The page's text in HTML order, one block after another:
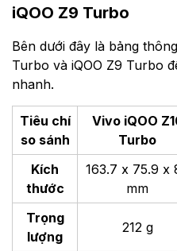
iQOO Z9 Turbo
Bên dưới đây là bảng
Turbo và iQOO Z9 Turbo
nhanh.
Tiêu chí
so sánh
Vivo iQOO
Turbo
Kích
thước
163.7 x 75.9 x
mm
Trọng
lượng
212 g